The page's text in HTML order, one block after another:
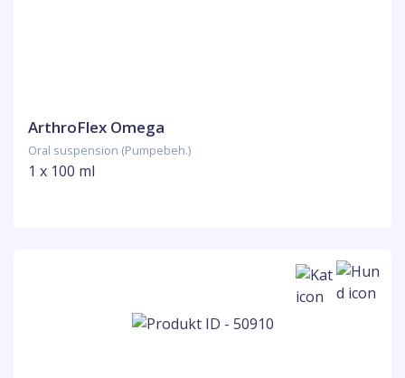
ArthroFlex Omega
Oral suspension (Pumpebeh.)
1 x 100 ml